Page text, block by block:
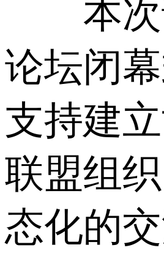
本次论
论坛闭
支持建
联盟组
态化的